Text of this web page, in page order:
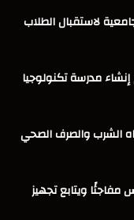
لاستقبال الطلاب
مدرسة تكنولوجيا
الشرب والصرف الصحي
ويتابع تجهيز